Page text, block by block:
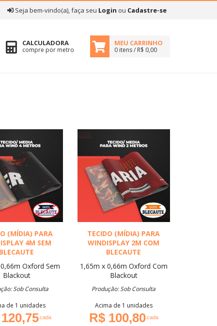
Seja bem-vindo(a), faça seu Login ou Cadastre-se
CALCULADORA
compre por metro
MEU CARRINHO
0 itens / R$ 0,00
(MÍDIA) PARA
4M SEM
Oxford Sem
Blackout
Sob Consulta
de 1 unidades
cada
TECIDO (MÍDIA) PARA
WINDISPLAY 2M COM
BLECAUTE
1,65m x 0,66m Oxford Com
Blackout
Produção: Sob Consulta
Acima de 1 unidades
R$ 100,80cada